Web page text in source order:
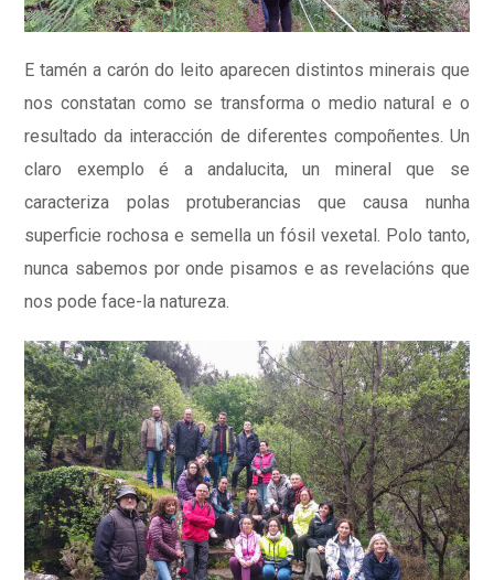
E tamén a carón do leito aparecen distintos minerais que
nos constatan como se transforma o medio natural e o
resultado da interacción de diferentes compoñentes. Un
claro exemplo é a andalucita, un mineral que se
caracteriza polas protuberancias que causa nunha
superficie rochosa e semella un fósil vexetal. Polo tanto,
nunca sabemos por onde pisamos e as revelacións que
nos pode face-la natureza.